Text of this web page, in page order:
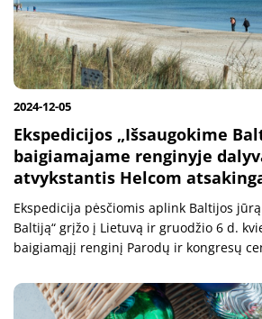
2024-12-05
Ekspedicijos „Išsaugokime
baigiamajame renginyje
atvykstantis Helcom
Ekspedicija pėsčiomis aplink Baltijos
Baltiją“ grįžo į Lietuvą ir gruodžio 6 d.
baigiamąjį renginį Parodų ir kongresų